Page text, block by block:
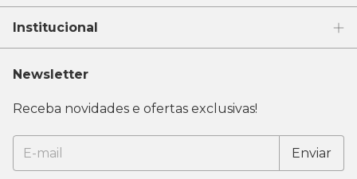
Institucional
Newsletter
Receba novidades e ofertas exclusivas!